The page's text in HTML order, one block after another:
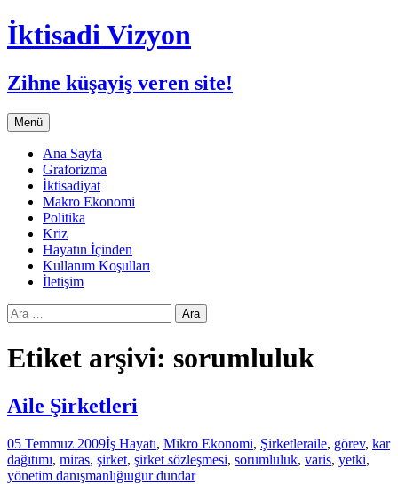
İktisadi Vizyon
Zihne küşayiş veren site!
Menü İçeriğe
atla
Ana Sayfa
Graforizma
İktisadiyat
Makro Ekonomi
Politika
Kriz
Hayatın İçinden
Kullanım Koşulları
İletişim
Arama:
Etiket arşivi: sorumluluk
Aile Şirketleri
05 Temmuz 2009İş Hayatı, Mikro Ekonomi, Şirketleraile, görev, kar
dağıtımı, miras, şirket, şirket sözleşmesi, sorumluluk, varis, yetki,
yönetim danışmanlığıugur dundar